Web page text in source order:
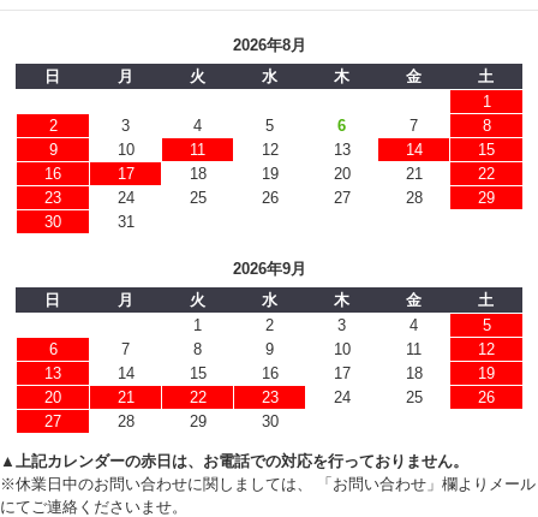
2026年8月
日
月 火 水 木 金
土
1
2
3 4 5 6 7
8
9
10 11 12 13 14
15
16
17 18 19 20 21
22
23
24 25 26 27 28
29
30
31
2026年9月
日
月 火 水 木 金
土
1
2 3 4
5
6
7 8 9 10 11
12
13
14 15 16 17 18
19
20
21 22 23 24 25
26
27
28 29 30
▲上記カレンダーの赤日は、お電話での対応を行っておりません。
※休業日中のお問い合わせに関しましては、 「お問い合わせ」欄よりメール
にてご連絡くださいませ。